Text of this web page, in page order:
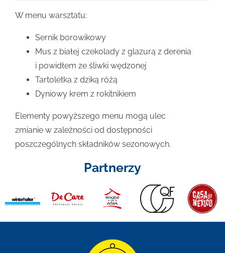
W menu warsztatu:
Sernik borowikowy
Mus z białej czekolady z glazurą z derenia
i powidłem ze śliwki wędzonej
Tartoletka z dziką różą
Dyniowy krem z rokitnikiem
Elementy powyższego menu mogą ulec
zmianie w zależności od dostępności
poszczególnych składników sezonowych.
Partnerzy